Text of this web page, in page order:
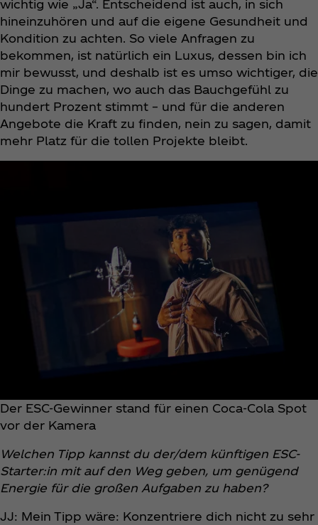
wichtig wie „Ja“. Entscheidend ist auch, in sich
hineinzuhören und auf die eigene Gesundheit und
Kondition zu achten. So viele Anfragen zu
bekommen, ist natürlich ein Luxus, dessen bin ich
mir bewusst, und deshalb ist es umso wichtiger, die
Dinge zu machen, wo auch das Bauchgefühl zu
hundert Prozent stimmt – und für die anderen
Angebote die Kraft zu finden, nein zu sagen, damit
mehr Platz für die tollen Projekte bleibt.
Der ESC-Gewinner stand für einen Coca‑Cola Spot
vor der Kamera
Welchen Tipp kannst du der/dem künftigen ESC-
Starter:in mit auf den Weg geben, um genügend
Energie für die großen Aufgaben zu haben?
JJ: Mein Tipp wäre: Konzentriere dich nicht zu sehr